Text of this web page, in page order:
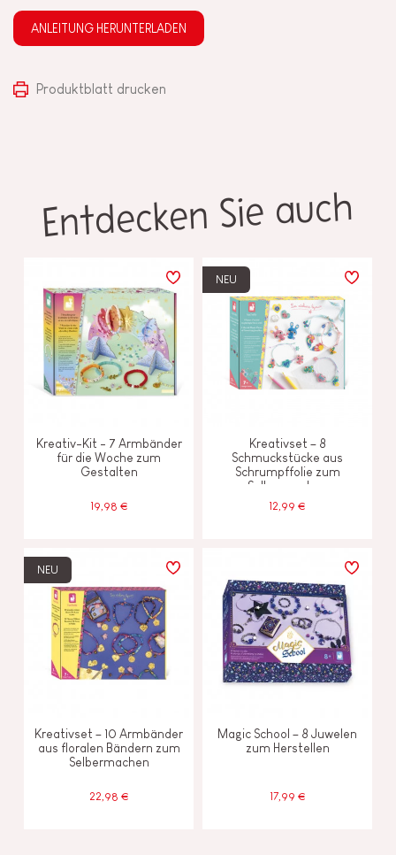
ANLEITUNG HERUNTERLADEN
Produktblatt drucken
Entdecken Sie auch
Kreativ-Kit - 7 Armbänder
für die Woche zum
Gestalten
19,98 €
NEU
Kreativset – 8
Schmuckstücke aus
Schrumpffolie zum
Selbermachen
12,99 €
NEU
Kreativset – 10 Armbänder
aus floralen Bändern zum
Selbermachen
22,98 €
Magic School – 8 Juwelen
zum Herstellen
17,99 €